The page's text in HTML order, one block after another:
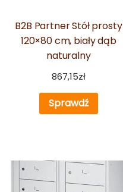
B2B Partner Stół prosty
120×80 cm, biały dąb
naturalny
867,15zł
Sprawdź